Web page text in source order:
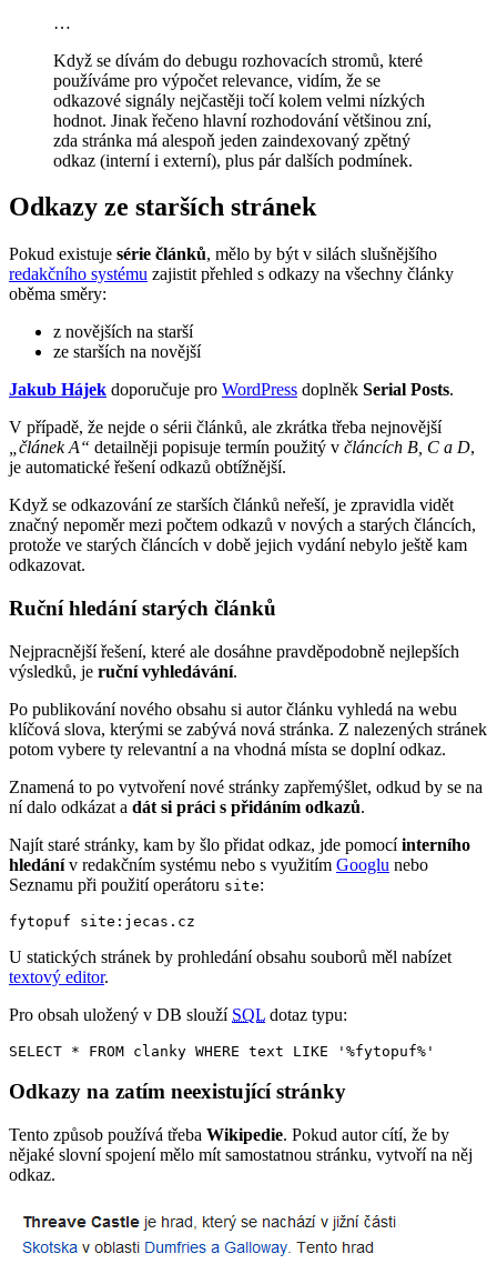
…
Když se dívám do debugu rozhovacích stromů, které
používáme pro výpočet relevance, vidím, že se
odkazové signály nejčastěji točí kolem velmi nízkých
hodnot. Jinak řečeno hlavní rozhodování většinou zní,
zda stránka má alespoň jeden zaindexovaný zpětný
odkaz (interní i externí), plus pár dalších podmínek.
Odkazy ze starších stránek
Pokud existuje série článků, mělo by být v silách slušnějšího
redakčního systému zajistit přehled s odkazy na všechny články
oběma směry:
z novějších na starší
ze starších na novější
Jakub Hájek doporučuje pro WordPress doplněk Serial Posts.
V případě, že nejde o sérii článků, ale zkrátka třeba nejnovější
„článek A“ detailněji popisuje termín použitý v článcích B, C a D,
je automatické řešení odkazů obtížnější.
Když se odkazování ze starších článků neřeší, je zpravidla vidět
značný nepoměr mezi počtem odkazů v nových a starých článcích,
protože ve starých článcích v době jejich vydání nebylo ještě kam
odkazovat.
Ruční hledání starých článků
Nejpracnější řešení, které ale dosáhne pravděpodobně nejlepších
výsledků, je ruční vyhledávání.
Po publikování nového obsahu si autor článku vyhledá na webu
klíčová slova, kterými se zabývá nová stránka. Z nalezených stránek
potom vybere ty relevantní a na vhodná místa se doplní odkaz.
Znamená to po vytvoření nové stránky zapřemýšlet, odkud by se na
ní dalo odkázat a dát si práci s přidáním odkazů.
Najít staré stránky, kam by šlo přidat odkaz, jde pomocíinterního
hledánív redakčním systému nebo s využitím Googlu nebo
Seznamu při použití operátoru site:
fytopuf site:jecas.cz
U statických stránek by prohledání obsahu souborů měl nabízet
textový editor.
Pro obsah uložený v DB slouží SQL dotaz typu:
SELECT * FROM clanky WHERE text LIKE '%fytopuf%'
Odkazy na zatím neexistující stránky
Tento způsob používá třeba Wikipedie. Pokud autor cítí, že by
nějaké slovní spojení mělo mít samostatnou stránku, vytvoří na něj
odkaz.